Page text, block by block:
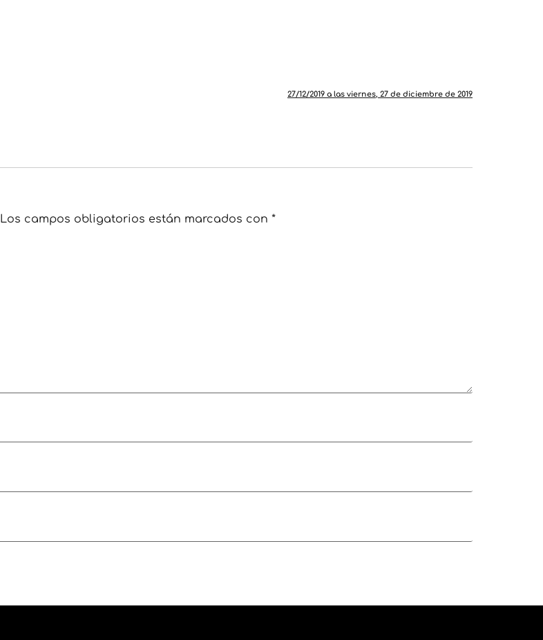
27/12/2019 a las viernes, 27 de diciembre de 2019
Los campos obligatorios están marcados con *